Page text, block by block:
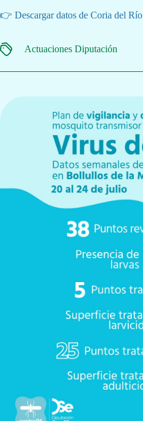
👉 Descargar datos de Coria del Río
Actuaciones Diputación